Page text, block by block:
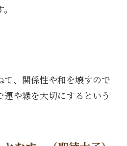
、関係性や和を壊すので
や縁を大切にするという